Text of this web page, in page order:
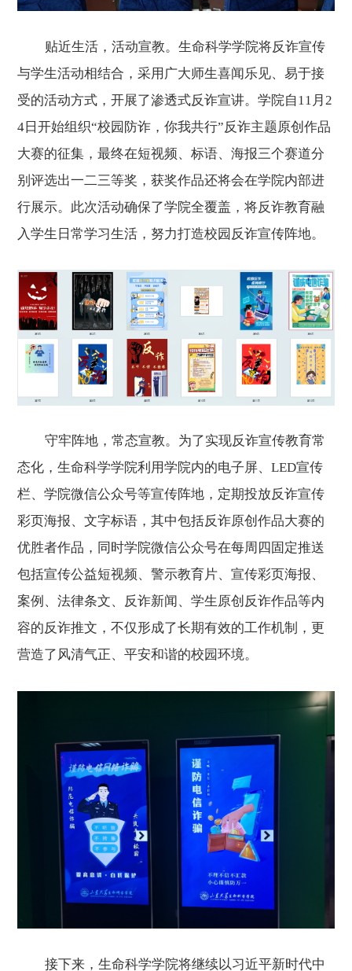
贴近生活，活动宣教。生命科学学院将反诈宣传
与学生活动相结合，采用广大师生喜闻乐见、易于接
受的活动方式，开展了渗透式反诈宣讲。学院自11月2
4日开始组织“校园防诈，你我共行”反诈主题原创作品
大赛的征集，最终在短视频、标语、海报三个赛道分
别评选出一二三等奖，获奖作品还将会在学院内部进
行展示。此次活动确保了学院全覆盖，将反诈教育融
入学生日常学习生活，努力打造校园反诈宣传阵地。
守牢阵地，常态宣教。为了实现反诈宣传教育常
态化，生命科学学院利用学院内的电子屏、LED宣传
栏、学院微信公众号等宣传阵地，定期投放反诈宣传
彩页海报、文字标语，其中包括反诈原创作品大赛的
优胜者作品，同时学院微信公众号在每周四固定推送
包括宣传公益短视频、警示教育片、宣传彩页海报、
案例、法律条文、反诈新闻、学生原创反诈作品等内
容的反诈推文，不仅形成了长期有效的工作机制，更
营造了风清气正、平安和谐的校园环境。
接下来，生命科学学院将继续以习近平新时代中